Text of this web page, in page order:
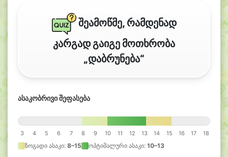
შეამოწმე, რამდენად
კარგად გაიგე მოთხრობა
„დაბრუნება“
ასაკობრივი შეფასება
3 4 5 6 7 8 9 10 11 12 13 14 15 16 17 18
ზოგადი ასაკი: 8–15 ოპტიმალური ასაკი: 10–13